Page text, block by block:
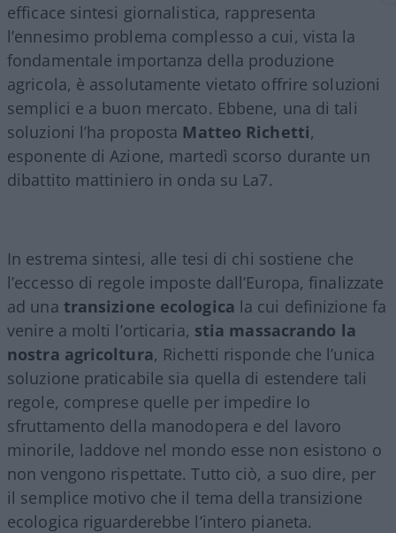
efficace sintesi giornalistica, rappresenta
l’ennesimo problema complesso a cui, vista la
fondamentale importanza della produzione
agricola, è assolutamente vietato offrire soluzioni
semplici e a buon mercato. Ebbene, una di tali
soluzioni l’ha proposta Matteo Richetti,
esponente di Azione, martedì scorso durante un
dibattito mattiniero in onda su La7.
In estrema sintesi, alle tesi di chi sostiene che
l’eccesso di regole imposte dall’Europa, finalizzate
ad una transizione ecologica la cui definizione fa
venire a molti l’orticaria, stia massacrando la
nostra agricoltura, Richetti risponde che l’unica
soluzione praticabile sia quella di estendere tali
regole, comprese quelle per impedire lo
sfruttamento della manodopera e del lavoro
minorile, laddove nel mondo esse non esistono o
non vengono rispettate. Tutto ciò, a suo dire, per
il semplice motivo che il tema della transizione
ecologica riguarderebbe l’intero pianeta.